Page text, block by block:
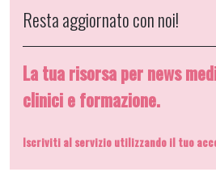
Resta aggiornato con noi!
La tua risorsa per news
clinici e formazione.
Iscriviti al servizio utilizzando il tuo